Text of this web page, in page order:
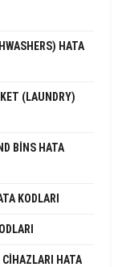
HATA
(LAUNDRY)
BINS HATA
KODLARI
CIHAZLARI HATA